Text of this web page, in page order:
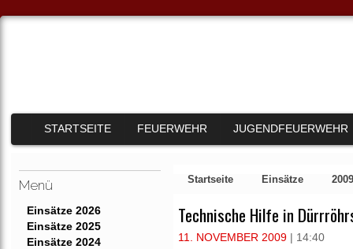
STARTSEITE FEUERWEHR JUGENDFEUERWEHR
Menü
Einsätze 2026
Einsätze 2025
Einsätze 2024
Startseite Einsätze 2009
Technische Hilfe in
11. NOVEMBER 2009 | 14:40